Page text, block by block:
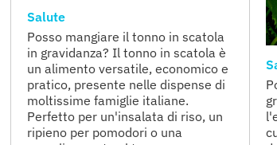
Salute
Posso mangiare il tonno in scatola
in gravidanza? Il tonno in scatola è
un alimento versatile, economico e
pratico, presente nelle dispense di
moltissime famiglie italiane.
Perfetto per un'insalata di riso, un
ripieno per pomodori o una